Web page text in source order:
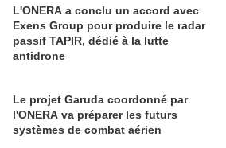
L'ONERA a conclu un accord avec
Exens Group pour produire le radar
passif TAPIR, dédié à la lutte
antidrone
Le projet Garuda coordonné par
l'ONERA va préparer les futurs
systèmes de combat aérien